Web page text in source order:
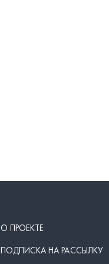
О ПРОЕКТЕ
ПОДПИСКА НА РАССЫЛКУ